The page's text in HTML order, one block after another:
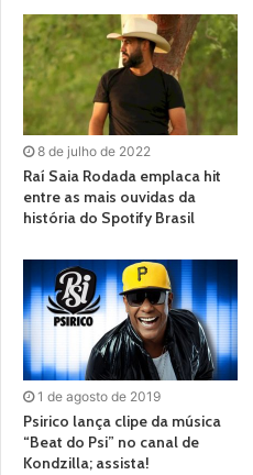
8 de julho de 2022
Raí Saia Rodada emplaca hit
entre as mais ouvidas da
história do Spotify Brasil
1 de agosto de 2019
Psirico lança clipe da música
“Beat do Psi” no canal de
Kondzilla; assista!